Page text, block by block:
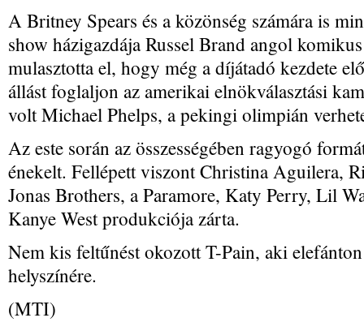
A Britney Spears és a közönség számára is
show házigazdája Russel Brand angol
mulasztotta el, hogy még a díjátadó kezdete
állást foglaljon az amerikai elnökválasztási
volt Michael Phelps, a pekingi olimpián
Az este során az összességében ragyogó
énekelt. Fellépett viszont Christina Aguilera,
Jonas Brothers, a Paramore, Katy Perry, Lil
Kanye West produkciója zárta.
Nem kis feltűnést okozott T-Pain, aki
helyszínére.
(MTI)